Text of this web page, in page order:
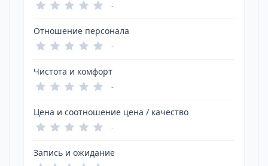
-
Отношение персонала
-
Чистота и комфорт
-
Цена и соотношение цена / качество
-
Запись и ожидание